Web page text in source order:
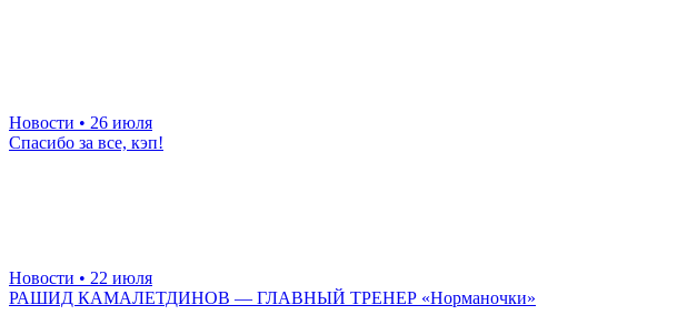
Новости • 26 июля
Спасибо за все, кэп!
Новости • 22 июля
РАШИД КАМАЛЕТДИНОВ — ГЛАВНЫЙ ТРЕНЕР «Норманочки»